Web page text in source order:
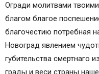
Огради молитвами
благом благое
благочестию потребная
Новоград явлением
губительства смертнаго
грады и веси страны